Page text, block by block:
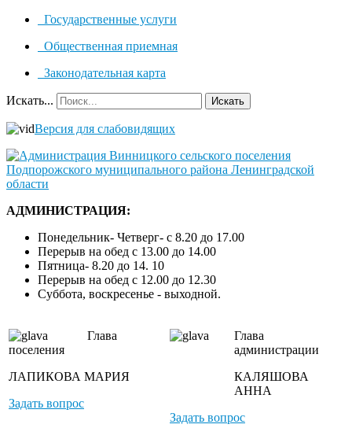
Государственные услуги
Общественная приемная
Законодательная карта
Искать... Искать
Версия для слабовидящих
АДМИНИСТРАЦИЯ:
Понедельник- Четверг- с 8.20 до 17.00
Перерыв на обед с 13.00 до 14.00
Пятница- 8.20 до 14. 10
Перерыв на обед с 12.00 до 12.30
Суббота, воскресенье - выходной.
Глава
поселения
ЛАПИКОВА МАРИЯ
Задать вопрос
Глава
администрации
КАЛЯШОВА
АННА
Задать вопрос